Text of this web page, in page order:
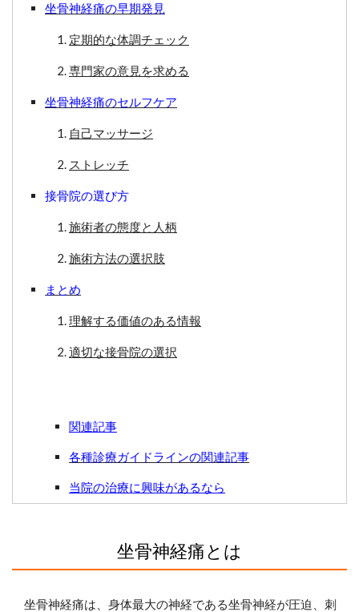
坐骨神経痛の早期発見
定期的な体調チェック
専門家の意見を求める
坐骨神経痛のセルフケア
自己マッサージ
ストレッチ
接骨院の選び方
施術者の態度と人柄
施術方法の選択肢
まとめ
理解する価値のある情報
適切な接骨院の選択
関連記事
各種診療ガイドラインの関連記事
当院の治療に興味があるなら
坐骨神経痛とは
坐骨神経痛は、身体最大の神経である坐骨神経が圧迫、刺